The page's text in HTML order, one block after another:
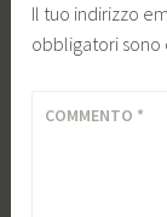
Il tuo indirizzo
obbligatori sono
COMMENTO *